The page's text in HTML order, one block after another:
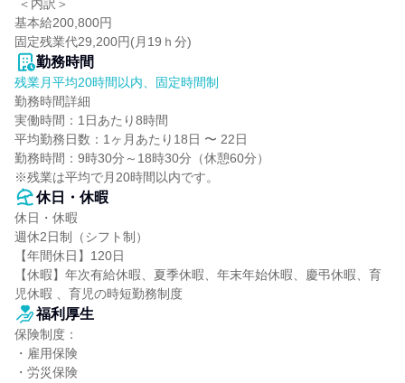
基本給200,800円
固定残業代29,200円(月19ｈ分)
勤務時間
残業月平均20時間以内、固定時間制
勤務時間詳細
実働時間：1日あたり8時間
平均勤務日数：1ヶ月あたり18日 〜 22日
勤務時間：9時30分～18時30分（休憩60分）
※残業は平均で月20時間以内です。
休日・休暇
休日・休暇
週休2日制（シフト制）
【年間休日】120日
【休暇】年次有給休暇、夏季休暇、年末年始休暇、慶弔休暇、育
児休暇 、育児の時短勤務制度
福利厚生
保険制度：
・雇用保険
・労災保険